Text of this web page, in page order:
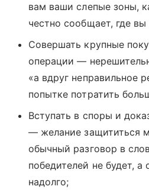
вам ваши слепые зоны,
честно сообщает, где вы
Совершать крупные
операции —
«а вдруг неправильное
попытке потратить
Вступать в споры и
— желание защититься
обычный разговор в
победителей не будет, а
надолго;